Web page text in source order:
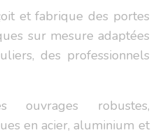
et fabrique des portes
sur mesure adaptées
des professionnels
ouvrages robustes,
en acier, aluminium et